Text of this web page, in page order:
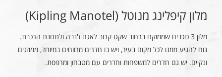
מלון קיפלינג מנוטל (Kipling Manotel)
מלון 3 כוכבים שממוקם ברחוב שקט קרוב לאגם ז'נבה ולתחנת הרכבת.
נוח להגיע ממנו לכל מקום בעיר, ויש בו חדרים מרווחים במיוחד, ממוזגים
ונקיים. יש גם חדרים למשפחות וחדרים עם מטבחון ומרפסת.